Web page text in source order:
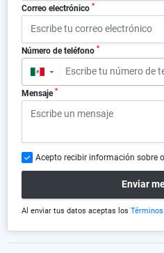
Correo electrónico *
Número de teléfono *
▼
Mensaje *
Acepto recibir información sobre
Enviar
Al enviar tus datos aceptas los